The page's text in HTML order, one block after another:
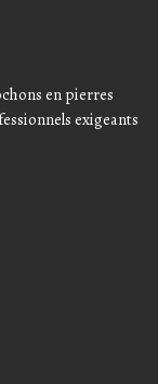
en pierres
exigeants